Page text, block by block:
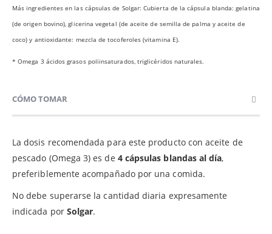
Más ingredientes en las cápsulas de Solgar: Cubierta de la cápsula blanda: gelatina
(de origen bovino), glicerina vegetal (de aceite de semilla de palma y aceite de
coco) y antioxidante: mezcla de tocoferoles (vitamina E).
* Omega 3 ácidos grasos poliinsaturados, triglicéridos naturales.
CÓMO TOMAR
La dosis recomendada para este producto con aceite de
pescado (Omega 3) es de 4 cápsulas blandas al día,
preferiblemente acompañado por una comida.
No debe superarse la cantidad diaria expresamente
indicada por Solgar.